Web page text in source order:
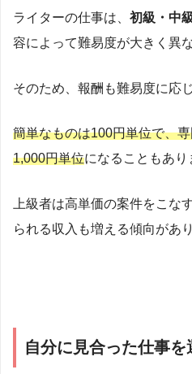
ライターの仕事は、 初級・中
容によって難易度が大きく異
そのため、報酬も難易度に応
簡単なものは100円単位で、
1,000円単位になることもあり
上級者は高単価の案件をこな
られる収入も増える傾向があ
自分に見合った仕事